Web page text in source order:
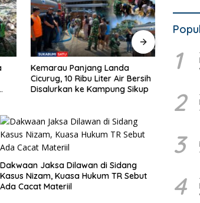
Ahmad Hidayat Raih Suara
Terbanyak dan Pimpin MW
KAHMI Jabar, Ini 7 Presidium
Tiang
Dakwaan Jaksa Dilawan di Sidang
Kasus Nizam, Kuasa Hukum TR Sebut
Ada Cacat Materiil
1
2
3
4